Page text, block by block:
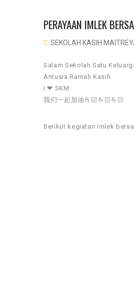
PERAYAAN IMLEK
SEKOLAH KASIH
Salam Sekolah Satu
Antusia Ramah Kasih
I ❤ SKM
我们一起加油🫰🏻🫰🏻🫰🏻
Berikut kegiatan Imlek